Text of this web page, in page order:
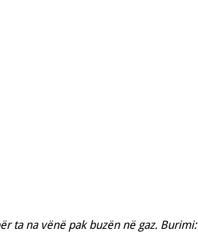
ta na vënë pak buzën në gaz. Burimi: